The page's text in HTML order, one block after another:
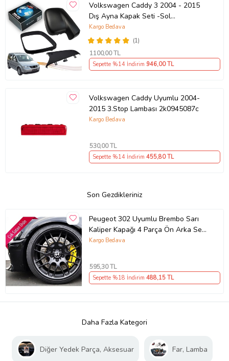
Volkswagen Caddy 3 2004 - 2015
Dış Ayna Kapak Seti -Sol
7E18575289 B9
(1)
Kargo Bedava
1100,00 TL
Sepette %14 İndirim 946,00 TL
Volkswagen Caddy Uyumlu 2004-
2015 3.Stop Lambası 2k0945087c
Kargo Bedava
530,00 TL
Sepette %14 İndirim 455,80 TL
Son Gezdikleriniz
Peugeot 302 Uyumlu Brembo Sarı
Kaliper Kapağı 4 Parça Ön Arka Set
(Karışık)
Kargo Bedava
595,30 TL
Sepette %18 İndirim 488,15 TL
Daha Fazla Kategori
Diğer Yedek Parça, Aksesuar Far, Lamba